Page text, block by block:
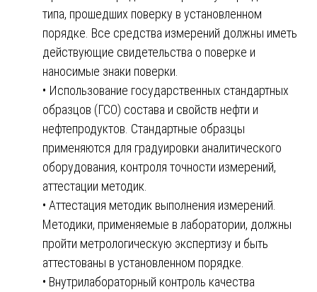
типа, прошедших поверку в установленном
порядке. Все средства измерений должны иметь
действующие свидетельства о поверке и
наносимые знаки поверки.
• Использование государственных стандартных
образцов (ГСО) состава и свойств нефти и
нефтепродуктов. Стандартные образцы
применяются для градуировки аналитического
оборудования, контроля точности измерений,
аттестации методик.
• Аттестация методик выполнения измерений.
Методики, применяемые в лаборатории, должны
пройти метрологическую экспертизу и быть
аттестованы в установленном порядке.
• Внутрилабораторный контроль качества